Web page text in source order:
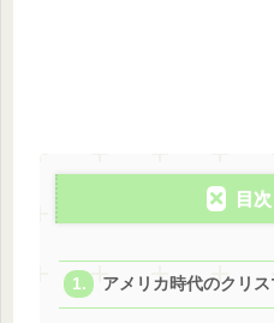
目次
アメリカ時代のクリス